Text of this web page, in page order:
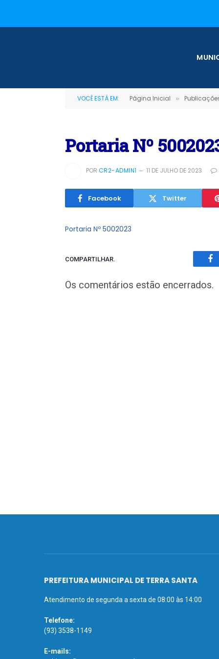
VOCÊ ESTÁ EM: Página Inicial »
Portaria Nº
POR CR2-ADMIN1 11 DE JULHO DE 2023
Facebook Twitter
Portaria Nº 5002023
COMPARTILHAR.
Os comentários estão encerrados.
PREFEITURA MUNICIPAL DE TERRA SANTA
Atendimento de segunda a sexta de 08:00 às 14:00
Telefone:
(93) 3538-1149
E-mails: